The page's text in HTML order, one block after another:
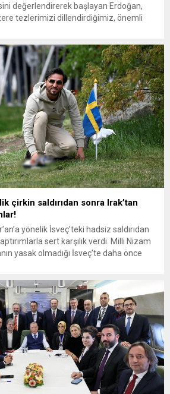
değerlendirerek başlayan Erdoğan,
tezlerimizi dillendirdiğimiz, önemli
genişlemesine verdiğimiz
Türkiye’nin beklentilerini...
çirkin saldırıdan sonra Irak’tan
yönelik İsveç’teki hadsiz saldırıdan
sert karşılık verdi. Milli Nizam
yasak olmadığı İsveç’te daha önce
önünde Kur’an-ı Kerim mushafını